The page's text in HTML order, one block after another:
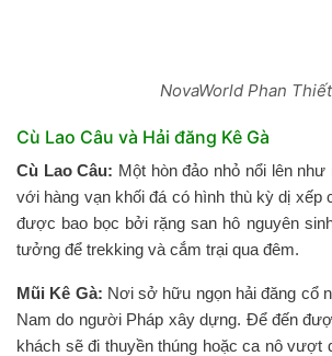
NovaWorld Phan Thiết
Cù Lao Câu và Hải đăng Kê Gà
Cù Lao Câu: Một hòn đảo nhỏ nổi lên
với hàng vạn khối đá có hình thù kỳ dị xếp
được bao bọc bởi rặng san hô nguyên
tưởng để trekking và cắm trại qua đêm.
Mũi Kê Gà: Nơi sở hữu ngọn hải đăng cổ
Nam do người Pháp xây dựng. Để đến
khách sẽ đi thuyền thúng hoặc ca nô vượt